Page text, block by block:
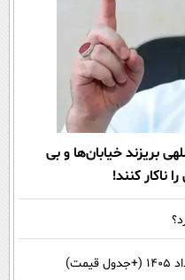
هزار حزب اللهی بریزند خیابان‌ها و بی
ناکار کنند!